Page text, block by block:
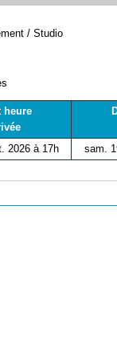
/ Studio
heure
2026 à 17h sam.